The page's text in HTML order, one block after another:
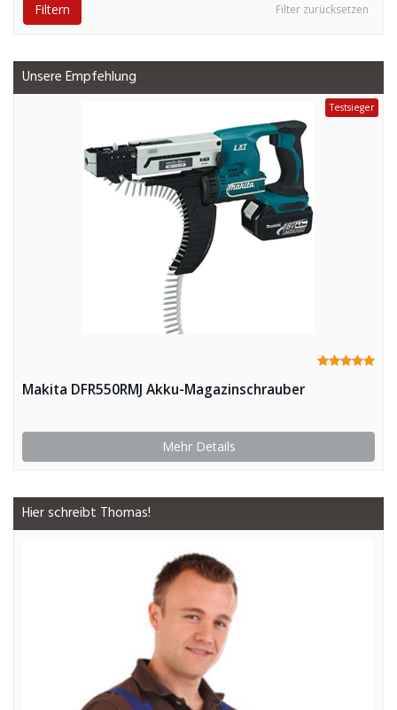
Filter zurücksetzen
Filtern
Unsere Empfehlung
Testsieger
Makita DFR550RMJ Akku-Magazinschrauber
Mehr Details
Hier schreibt Thomas!